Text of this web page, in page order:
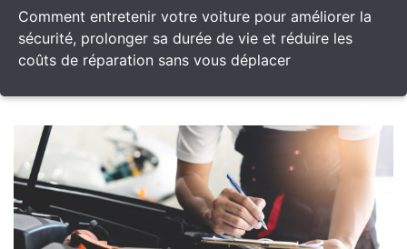
Comment entretenir votre voiture pour améliorer la
sécurité, prolonger sa durée de vie et réduire les
coûts de réparation sans vous déplacer